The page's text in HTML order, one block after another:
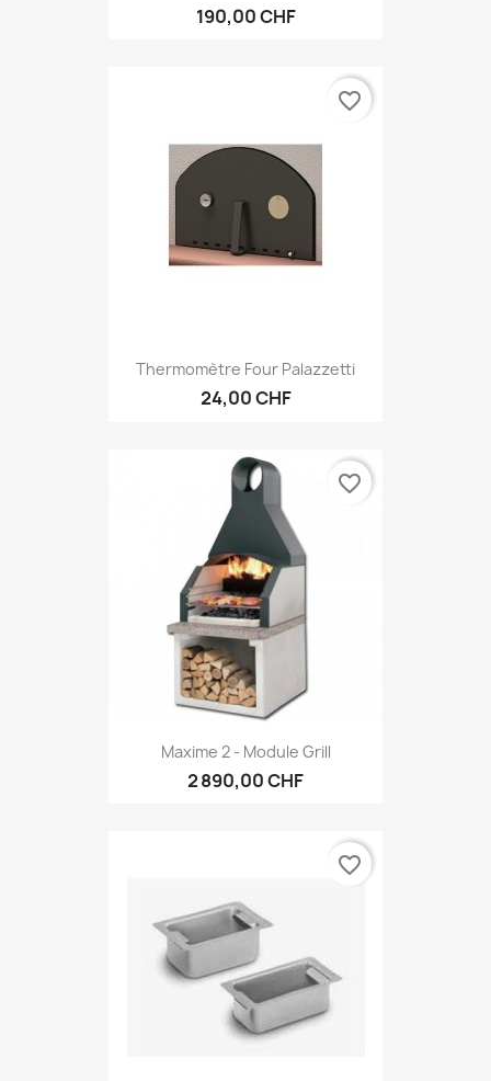
190,00 CHF
Thermomètre Four Palazzetti
24,00 CHF
favorite_border
Maxime 2 - Module Grill
2 890,00 CHF
favorite_border
favorite_border